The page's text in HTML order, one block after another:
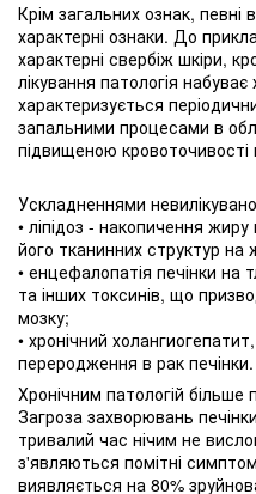
Крім загальних ознак,
характерні ознаки. До
характерні свербіж шкіри,
лікування патологія
характеризується
запальними процесами в
підвищеною кровоточивості
Ускладненнями
• ліпідоз - накопичення
його тканинних структур на
• енцефалопатія печінки на
та інших токсинів, що
мозку;
• хронічний
переродження в рак печінки.
Хронічним патологій більше
Загроза захворювань
тривалий час нічим не
з'являються помітні
виявляється на 80%